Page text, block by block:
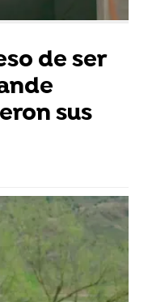
de ser
sus